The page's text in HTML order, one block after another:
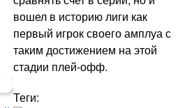
вошел в историю лиги как
первый игрок своего амплуа с
таким достижением на этой
стадии плей-офф.
Теги: